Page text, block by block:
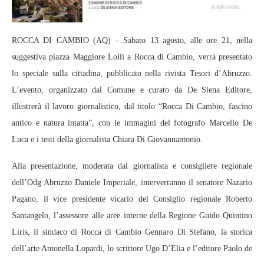
ROCCA DI CAMBIO (AQ) – Sabato 13 agosto, alle ore 21, nella
suggestiva piazza Maggiore Lolli a Rocca di Cambio, verrà presentato
lo speciale sulla cittadina, pubblicato nella rivista Tesori d’Abruzzo.
L’evento, organizzato dal Comune e curato da De Siena Editore,
illustrerà il lavoro giornalistico, dal titolo “Rocca Di Cambio, fascino
antico e natura intatta”, con le immagini del fotografo Marcello De
Luca e i testi della giornalista Chiara Di Giovannantonio.
Alla presentazione, moderata dal giornalista e consigliere regionale
dell’Odg Abruzzo Daniele Imperiale, interverranno il senatore Nazario
Pagano, il vice presidente vicario del Consiglio regionale Roberto
Santangelo, l’assessore alle aree interne della Regione Guido Quintino
Liris, il sindaco di Rocca di Cambio Gennaro Di Stefano, la storica
dell’arte Antonella Lopardi, lo scrittore Ugo D’Elia e l’editore Paolo de